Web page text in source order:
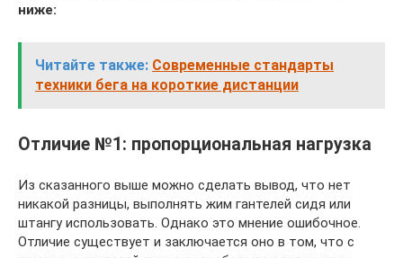
ниже:
Читайте также: Современные стандарты
техники бега на короткие дистанции
Отличие №1: пропорциональная нагрузка
Из сказанного выше можно сделать вывод, что нет
никакой разницы, выполнять жим гантелей сидя или
штангу использовать. Однако это мнение ошибочное.
Отличие существует и заключается оно в том, что с